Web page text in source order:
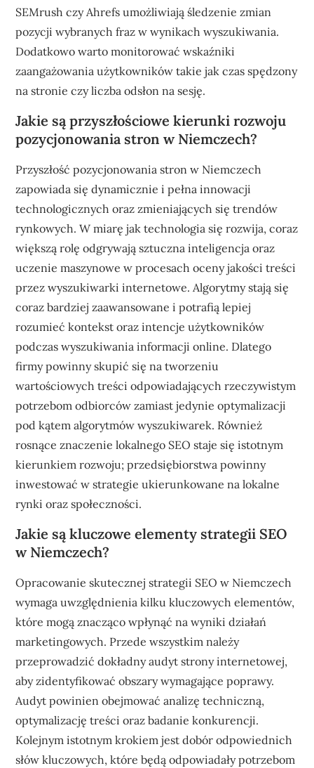
SEMrush czy Ahrefs umożliwiają śledzenie zmian
pozycji wybranych fraz w wynikach wyszukiwania.
Dodatkowo warto monitorować wskaźniki
zaangażowania użytkowników takie jak czas spędzony
na stronie czy liczba odsłon na sesję.
Jakie są przyszłościowe kierunki rozwoju
pozycjonowania stron w Niemczech?
Przyszłość pozycjonowania stron w Niemczech
zapowiada się dynamicznie i pełna innowacji
technologicznych oraz zmieniających się trendów
rynkowych. W miarę jak technologia się rozwija, coraz
większą rolę odgrywają sztuczna inteligencja oraz
uczenie maszynowe w procesach oceny jakości treści
przez wyszukiwarki internetowe. Algorytmy stają się
coraz bardziej zaawansowane i potrafią lepiej
rozumieć kontekst oraz intencje użytkowników
podczas wyszukiwania informacji online. Dlatego
firmy powinny skupić się na tworzeniu
wartościowych treści odpowiadających rzeczywistym
potrzebom odbiorców zamiast jedynie optymalizacji
pod kątem algorytmów wyszukiwarek. Również
rosnące znaczenie lokalnego SEO staje się istotnym
kierunkiem rozwoju; przedsiębiorstwa powinny
inwestować w strategie ukierunkowane na lokalne
rynki oraz społeczności.
Jakie są kluczowe elementy strategii SEO
w Niemczech?
Opracowanie skutecznej strategii SEO w Niemczech
wymaga uwzględnienia kilku kluczowych elementów,
które mogą znacząco wpłynąć na wyniki działań
marketingowych. Przede wszystkim należy
przeprowadzić dokładny audyt strony internetowej,
aby zidentyfikować obszary wymagające poprawy.
Audyt powinien obejmować analizę techniczną,
optymalizację treści oraz badanie konkurencji.
Kolejnym istotnym krokiem jest dobór odpowiednich
słów kluczowych, które będą odpowiadały potrzebom